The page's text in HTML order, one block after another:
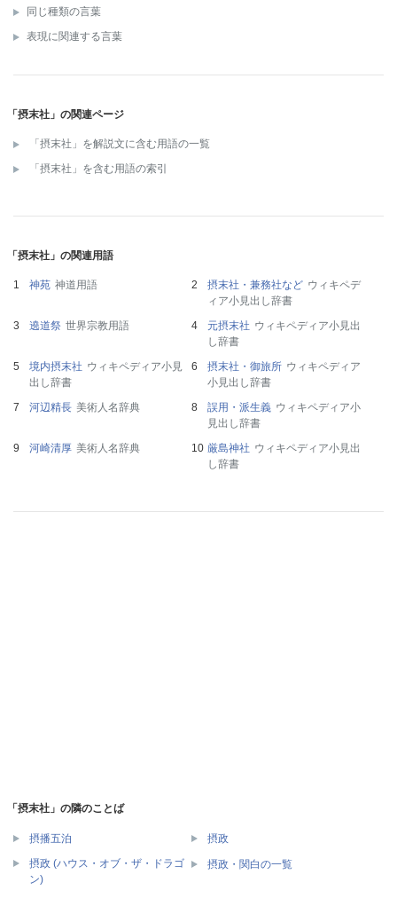
同じ種類の言葉
表現に関連する言葉
「摂末社」の関連ページ
「摂末社」を解説文に含む用語の一覧
「摂末社」を含む用語の索引
「摂末社」の関連用語
神苑 神道用語 摂末社・兼務社など ウィキペデ
ィア小見出し辞書
遶道祭 世界宗教用語 元摂末社 ウィキペディア小見出
し辞書
境内摂末社 ウィキペディア小見
出し辞書
摂末社・御旅所 ウィキペディア
小見出し辞書
河辺精長 美術人名辞典 誤用・派生義 ウィキペディア小
見出し辞書
河崎清厚 美術人名辞典 厳島神社 ウィキペディア小見出
し辞書
「摂末社」の隣のことば
摂播五泊
摂政
摂政 (ハウス・オブ・ザ・ドラゴ
ン)
摂政・関白の一覧